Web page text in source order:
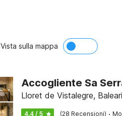
Vista sulla mappa
Accogliente Sa
Lloret de Vistalegre,
4.4 / 5 (28 Recensioni) ·